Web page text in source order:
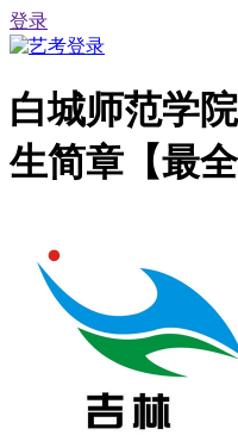
登录
白城师范学
生简章【最全